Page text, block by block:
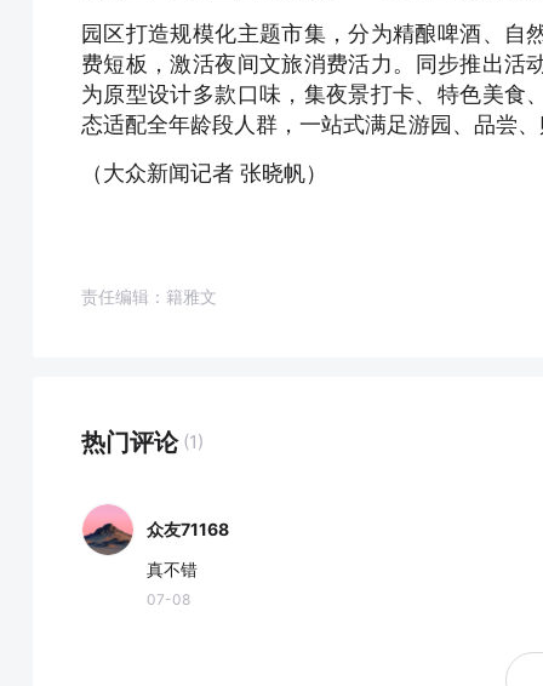
园区打造规模化主题市集，分为精酿啤酒、自
费短板，激活夜间文旅消费活力。同步推出
为原型设计多款口味，集夜景打卡、特色美食
态适配全年龄段人群，一站式满足游园、品尝
（大众新闻记者 张晓帆）
责任编辑：籍雅文
热门评论 (1)
众友71168
真不错
07-08